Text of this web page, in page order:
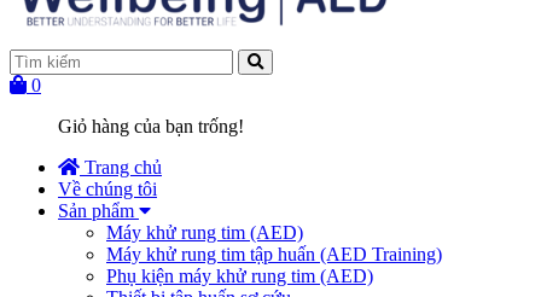
0
Giỏ hàng của bạn trống!
Trang chủ
Về chúng tôi
Sản phẩm
Máy khử rung tim (AED)
Máy khử rung tim tập huấn (AED Training)
Phụ kiện máy khử rung tim (AED)